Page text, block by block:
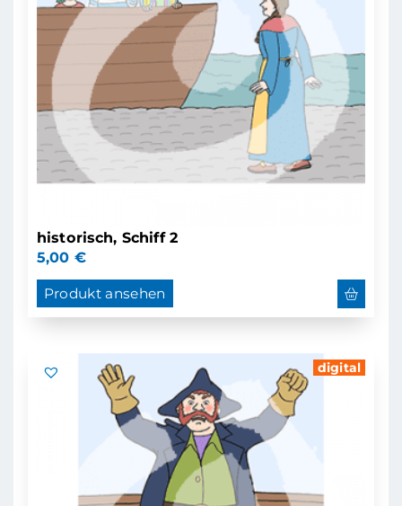
historisch, Schiff 2
5,00 €
Produkt ansehen
digital